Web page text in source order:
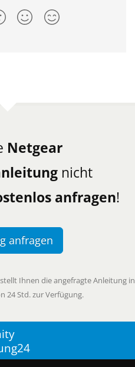
Netgear
nicht
anfragen!
anfragen
Ihnen die angefragte Anleitung in
24 Std. zur Verfügung.